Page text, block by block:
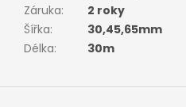
Záruka:
2 roky
Šířka:
30,45,65mm
Délka: 30m
Z